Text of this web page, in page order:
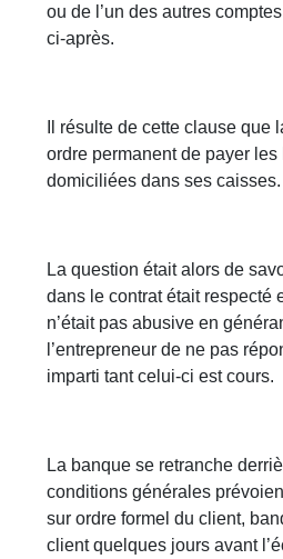
ou de l’un des autres
ci-après.
Il résulte de cette clause que
ordre permanent de payer
domiciliées dans ses caisses.
La question était alors de
dans le contrat était respecté
n’était pas abusive en
l’entrepreneur de ne pas
imparti tant celui-ci est cours.
La banque se retranche
conditions générales
sur ordre formel du client,
client quelques jours avant